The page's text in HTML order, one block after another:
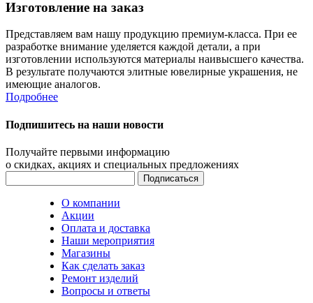
Изготовление на заказ
Представляем вам нашу продукцию премиум-класса. При ее
разработке внимание уделяется каждой детали, а при
изготовлении используются материалы наивысшего качества.
В результате получаются элитные ювелирные украшения, не
имеющие аналогов.
Подробнее
Подпишитесь на наши новости
Получайте первыми информацию
о скидках, акциях и специальных предложениях
О компании
Акции
Оплата и доставка
Наши мероприятия
Магазины
Как сделать заказ
Ремонт изделий
Вопросы и ответы